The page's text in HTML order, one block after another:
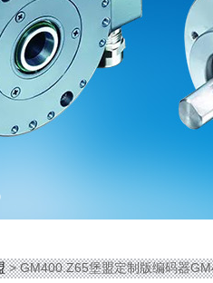
> GM400.Z65堡盟定制版编码器